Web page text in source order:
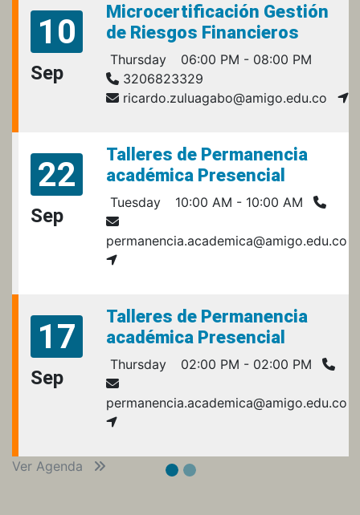
10
Sep
Microcertificación Gestión
de Riesgos Financieros
Thursday
06:00 PM - 08:00 PM
3206823329
ricardo.zuluagabo@amigo.edu.co
22
Sep
Talleres de Permanencia
académica Presencial
Tuesday 10:00 AM - 10:00 AM
permanencia.academica@amigo.edu.co
17
Sep
Talleres de Permanencia
académica Presencial
Thursday 02:00 PM - 02:00 PM
permanencia.academica@amigo.edu.co
Ver Agenda